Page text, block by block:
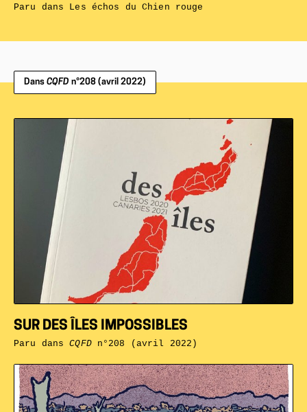
Paru dans Les échos du Chien rouge
Dans CQFD n°208 (avril 2022)
SUR DES ÎLES IMPOSSIBLES
Paru dansCQFDn°208 (avril 2022)